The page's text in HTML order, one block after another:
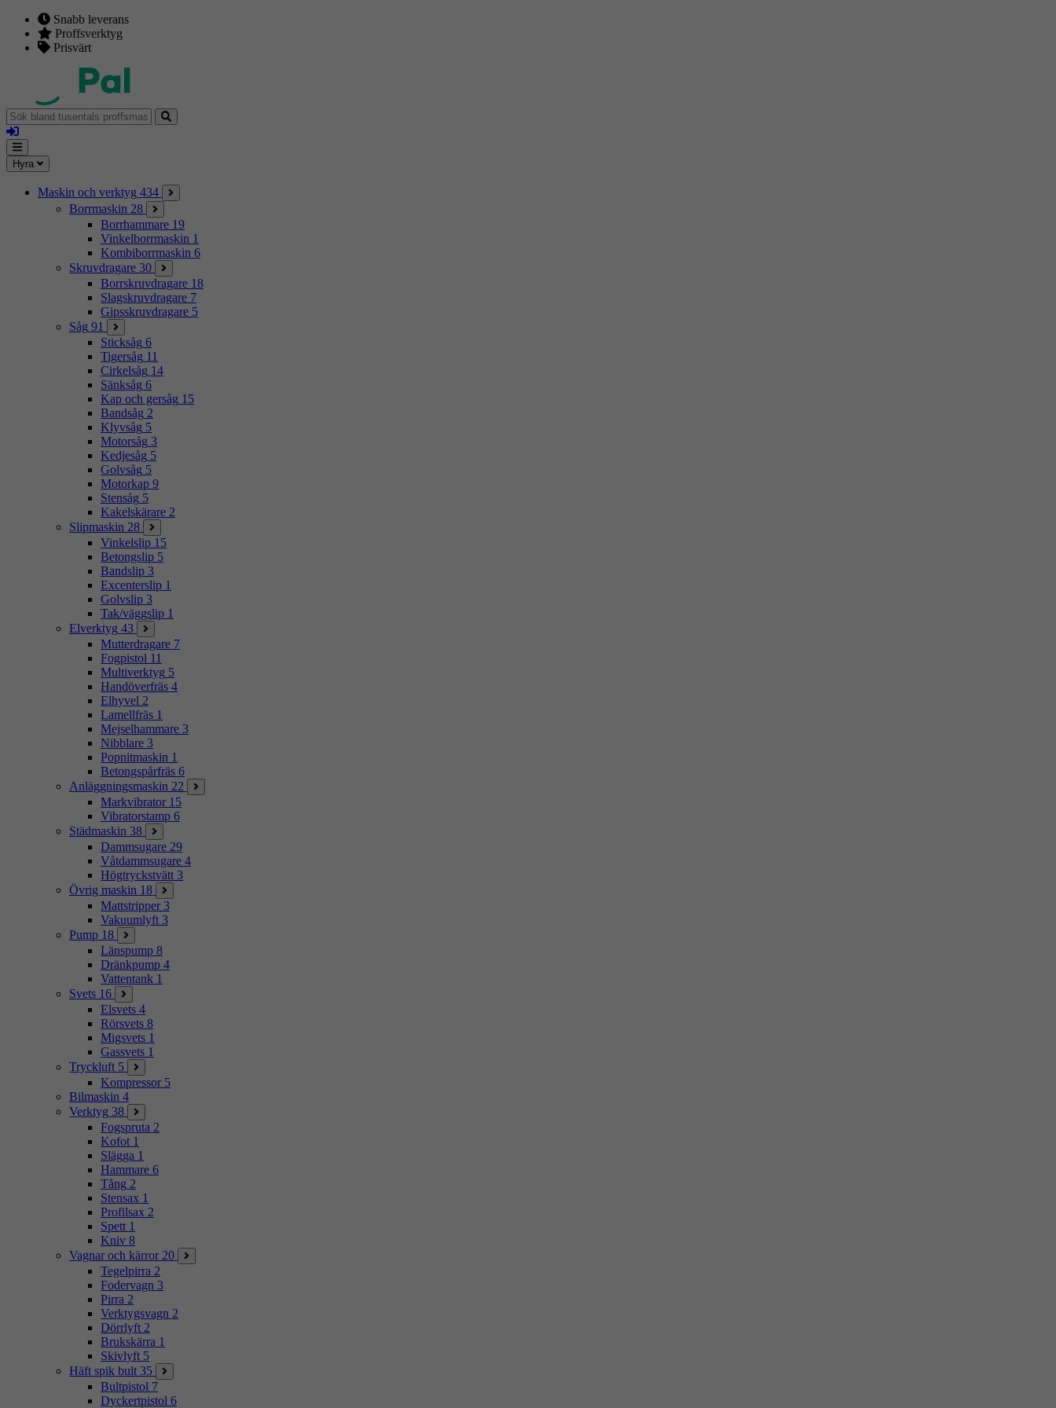
Snabb leverans
Proffsverktyg
Prisvärt
Sök
bland
tusentals
proffsmaskiner
Logga
in
Mina
sidor
Meny
Hyra
Maskin och verktyg 434
Borrmaskin 28
Borrhammare 19
Vinkelborrmaskin 1
Kombiborrmaskin 6
Skruvdragare 30
Borrskruvdragare 18
Slagskruvdragare 7
Gipsskruvdragare 5
Såg 91
Sticksåg 6
Tigersåg 11
Cirkelsåg 14
Sänksåg 6
Kap och gersåg 15
Bandsåg 2
Klyvsåg 5
Motorsåg 3
Kedjesåg 5
Golvsåg 5
Motorkap 9
Stensåg 5
Kakelskärare 2
Slipmaskin 28
Vinkelslip 15
Betongslip 5
Bandslip 3
Excenterslip 1
Golvslip 3
Tak/väggslip 1
Elverktyg 43
Mutterdragare 7
Fogpistol 11
Multiverktyg 5
Handöverfräs 4
Elhyvel 2
Lamellfräs 1
Mejselhammare 3
Nibblare 3
Popnitmaskin 1
Betongspårfräs 6
Anläggningsmaskin 22
Markvibrator 15
Vibratorstamp 6
Städmaskin 38
Dammsugare 29
Våtdammsugare 4
Högtryckstvätt 3
Övrig maskin 18
Mattstripper 3
Vakuumlyft 3
Pump 18
Länspump 8
Dränkpump 4
Vattentank 1
Svets 16
Elsvets 4
Rörsvets 8
Migsvets 1
Gassvets 1
Tryckluft 5
Kompressor 5
Bilmaskin 4
Verktyg 38
Fogspruta 2
Kofot 1
Slägga 1
Hammare 6
Tång 2
Stensax 1
Profilsax 2
Spett 1
Kniv 8
Vagnar och kärror 20
Tegelpirra 2
Fodervagn 3
Pirra 2
Verktygsvagn 2
Dörrlyft 2
Brukskärra 1
Skivlyft 5
Häft spik bult 35
Bultpistol 7
Dyckertpistol 6